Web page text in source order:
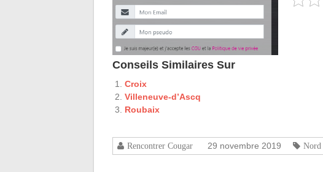
Conseils Similaires Sur
Croix
Villeneuve-d’Ascq
Roubaix
Rencontrer Cougar 29 novembre 2019 Nord